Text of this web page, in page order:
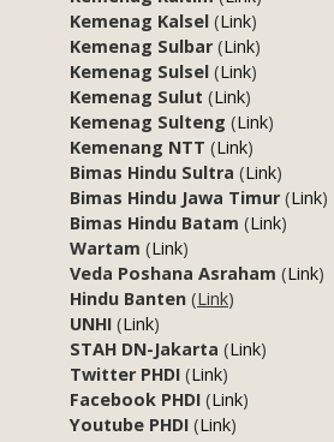
Kemenag Kalsel (Link)
Kemenag Sulbar (Link)
Kemenag Sulsel (Link)
Kemenag Sulut (Link)
Kemenag Sulteng (Link)
Kemenang NTT (Link)
Bimas Hindu Sultra (Link)
Bimas Hindu Jawa Timur (Link)
Bimas Hindu Batam (Link)
Wartam (Link)
Veda Poshana Asraham (Link)
Hindu Banten (Link)
UNHI (Link)
STAH DN-Jakarta (Link)
Twitter PHDI (Link)
Facebook PHDI (Link)
Youtube PHDI (Link)